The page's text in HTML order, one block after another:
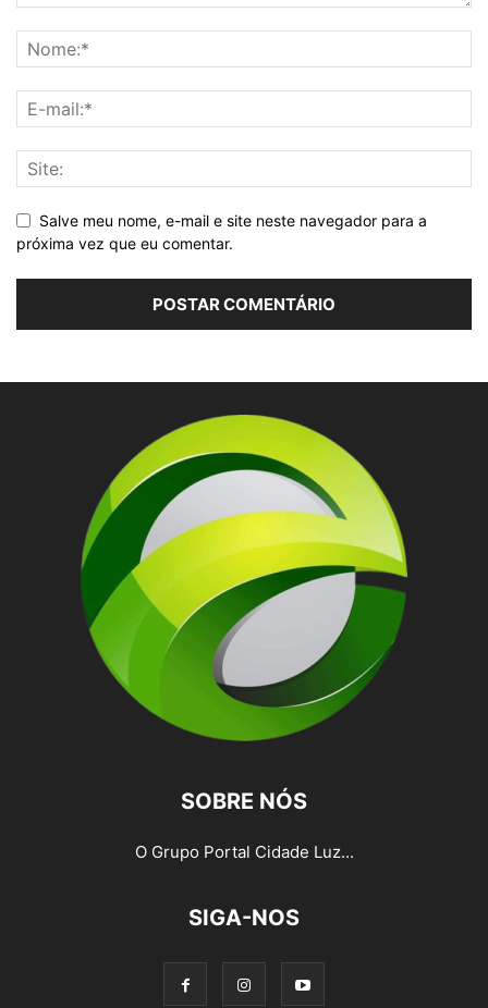
Salve meu nome, e-mail e site neste navegador para a
próxima vez que eu comentar.
SOBRE NÓS
O Grupo Portal Cidade Luz...
SIGA-NOS